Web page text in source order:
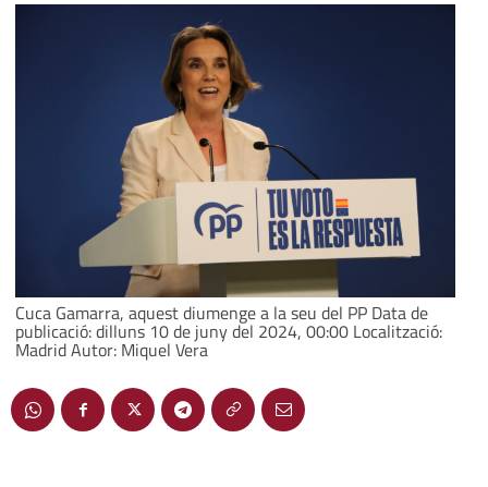
Cuca Gamarra, aquest diumenge a la seu del PP Data de
publicació: dilluns 10 de juny del 2024, 00:00 Localització:
Madrid Autor: Miquel Vera